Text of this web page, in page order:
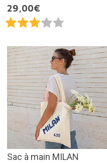
29,00€
Sac à main MILAN